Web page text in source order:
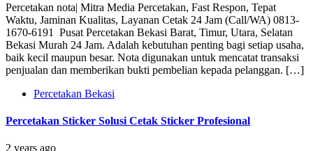
Percetakan nota| Mitra Media Percetakan, Fast Respon, Tepat
Waktu, Jaminan Kualitas, Layanan Cetak 24 Jam (Call/WA) 0813-
1670-6191 Pusat Percetakan Bekasi Barat, Timur, Utara, Selatan
Bekasi Murah 24 Jam. Adalah kebutuhan penting bagi setiap usaha,
baik kecil maupun besar. Nota digunakan untuk mencatat transaksi
penjualan dan memberikan bukti pembelian kepada pelanggan. […]
Percetakan Bekasi
Percetakan Sticker Solusi Cetak Sticker Profesional
2 years ago